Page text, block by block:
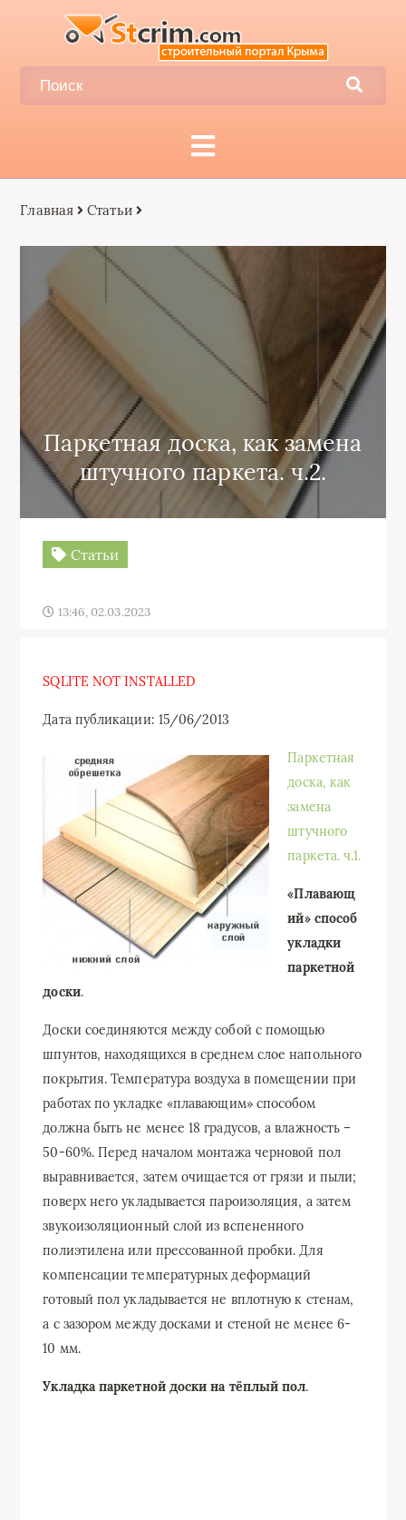
Главная Статьи
Паркетная доска, как замена
штучного паркета. ч.2.
Статьи
13:46, 02.03.2023
SQLITE NOT INSTALLED
Дата публикации: 15/06/2013
Паркетная
доска, как
замена
штучного
паркета. ч.1.
«Плавающ
ий» способ
укладки
паркетной
доски.
Доски соединяются между собой с помощью
шпунтов, находящихся в среднем слое напольного
покрытия. Температура воздуха в помещении при
работах по укладке «плавающим» способом
должна быть не менее 18 градусов, а влажность –
50-60%. Перед началом монтажа черновой пол
выравнивается, затем очищается от грязи и пыли;
поверх него укладывается пароизоляция, а затем
звукоизоляционный слой из вспененного
полиэтилена или прессованной пробки. Для
компенсации температурных деформаций
готовый пол укладывается не вплотную к стенам,
а с зазором между досками и стеной не менее 6-
10 мм.
Укладка паркетной доски на тёплый пол.